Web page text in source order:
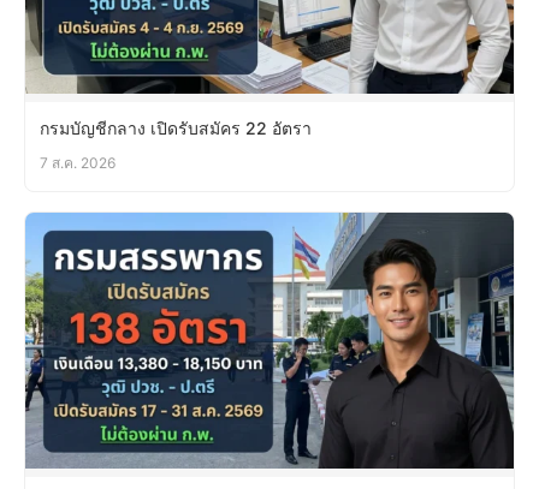
กรมบัญชีกลาง เปิดรับสมัคร 22 อัตรา
7 ส.ค. 2026